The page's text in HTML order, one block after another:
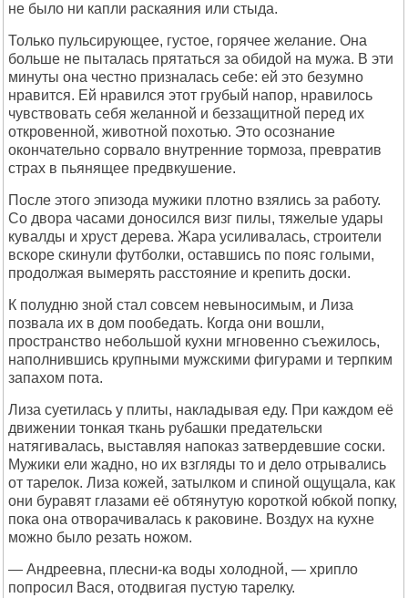
не было ни капли раскаяния или стыда.
Только пульсирующее, густое, горячее желание. Она
больше не пыталась прятаться за обидой на мужа. В эти
минуты она честно призналась себе: ей это безумно
нравится. Ей нравился этот грубый напор, нравилось
чувствовать себя желанной и беззащитной перед их
откровенной, животной похотью. Это осознание
окончательно сорвало внутренние тормоза, превратив
страх в пьянящее предвкушение.
После этого эпизода мужики плотно взялись за работу.
Со двора часами доносился визг пилы, тяжелые удары
кувалды и хруст дерева. Жара усиливалась, строители
вскоре скинули футболки, оставшись по пояс голыми,
продолжая вымерять расстояние и крепить доски.
К полудню зной стал совсем невыносимым, и Лиза
позвала их в дом пообедать. Когда они вошли,
пространство небольшой кухни мгновенно съежилось,
наполнившись крупными мужскими фигурами и терпким
запахом пота.
Лиза суетилась у плиты, накладывая еду. При каждом её
движении тонкая ткань рубашки предательски
натягивалась, выставляя напоказ затвердевшие соски.
Мужики ели жадно, но их взгляды то и дело отрывались
от тарелок. Лиза кожей, затылком и спиной ощущала, как
они буравят глазами её обтянутую короткой юбкой попку,
пока она отворачивалась к раковине. Воздух на кухне
можно было резать ножом.
— Андреевна, плесни-ка воды холодной, — хрипло
попросил Вася, отодвигая пустую тарелку.